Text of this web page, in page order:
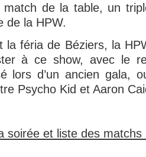
de la table, un
de la HPW.
la féria de Béziers, la
à ce show, avec le
lors d’un ancien gala,
Psycho Kid et Aaron
soirée et liste des matchs